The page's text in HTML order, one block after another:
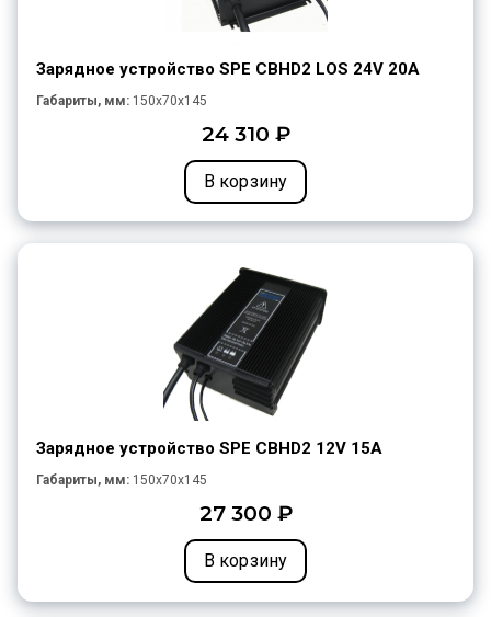
Зарядное устройство SPE CBHD2 LOS 24V 20A
Габариты, мм: 150x70x145
24 310 ₽
В корзину
Зарядное устройство SPE CBHD2 12V 15A
Габариты, мм: 150x70x145
27 300 ₽
В корзину